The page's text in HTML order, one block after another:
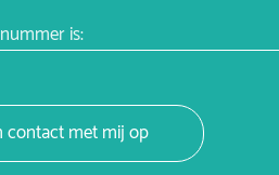
is:
contact met mij op